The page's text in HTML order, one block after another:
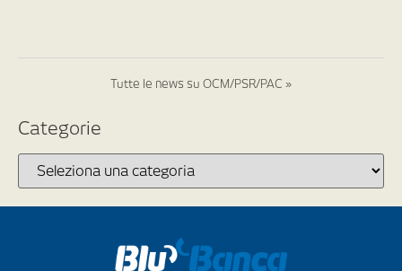
Tutte le news su OCM/PSR/PAC »
Categorie